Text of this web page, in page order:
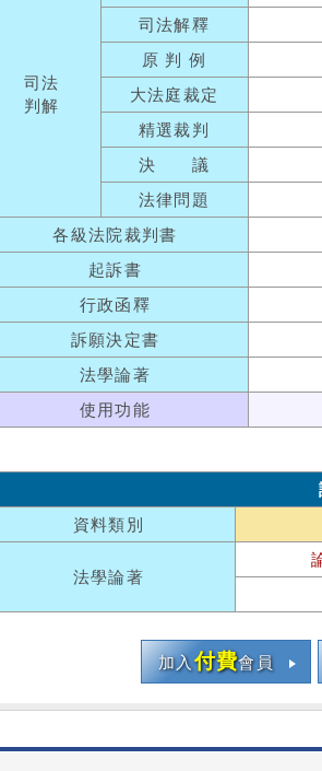
司法
判解
司法解釋
原 判 例
大法庭裁定
精選裁判
決 議
法律問題
各級法院裁判書
起訴書
行政函釋
訴願決定書
法學論著
使用功能
資料類別
法學論著
加入付費會員